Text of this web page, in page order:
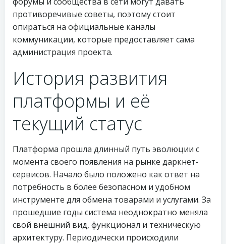
противоречивые советы, поэтому стоит
опираться на официальные каналы
коммуникации, которые предоставляет сама
администрация проекта.
История развития
платформы и её
текущий статус
Платформа прошла длинный путь эволюции с
момента своего появления на рынке даркнет-
сервисов. Начало было положено как ответ на
потребность в более безопасном и удобном
инструменте для обмена товарами и услугами. За
прошедшие годы система неоднократно меняла
свой внешний вид, функционал и техническую
архитектуру. Периодически происходили